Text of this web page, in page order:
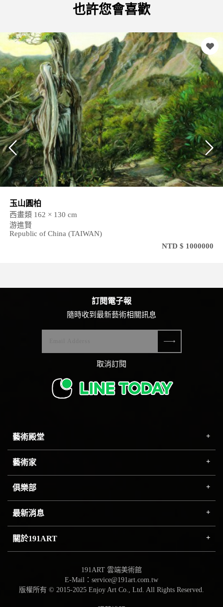
也許您會喜歡
玉山圓柏
西畫類 162 × 130 cm
游進賢
Republic of China (TAIWAN)
NTD $ 1000000
藝術殿堂
藝術家
俱樂部
最新消息
關於191ART
訂閱電子報
隨時收到最新藝術相關訊息
取消訂閱
191ART 雲端美術館
E-Mail：service@191art.com.tw
版權所有 © 2015-2025 Enjoy Art Co., Ltd. All Rights Reserved.